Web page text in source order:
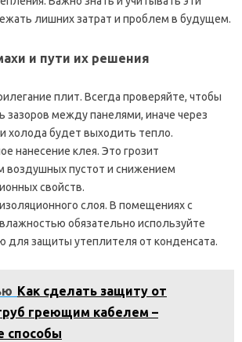
лишних затрат и проблем в будущем.
и пути их решения
плит. Всегда проверяйте, чтобы
зазоров между панелями, иначе через
холода будет выходить тепло.
нанесение клея. Это грозит
воздушных пустот и снижением
свойств.
слоя. В помещениях с
обязательно используйте
для защиты утеплителя от конденсата.
Как сделать защиту от
греющим кабелем –
способы